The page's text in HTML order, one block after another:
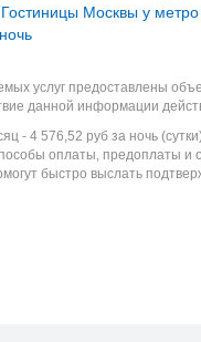
Гостиницы Москвы у
услуг предоставлены
данной информации
- 4 576,52 руб за ночь
оплаты, предоплаты и
быстро выслать